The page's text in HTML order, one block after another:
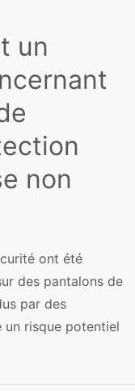
un
non
ont été
des pantalons de
par des
un risque potentiel